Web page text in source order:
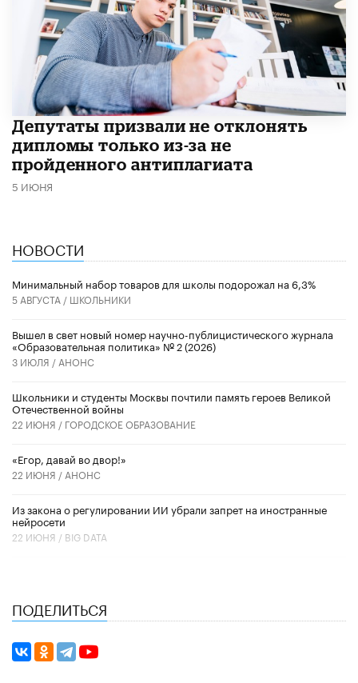
Депутаты призвали не отклонять
дипломы только из-за не
пройденного антиплагиата
5 ИЮНЯ
НОВОСТИ
Минимальный набор товаров для школы подорожал на 6,3%
5 АВГУСТА / ШКОЛЬНИКИ
Вышел в свет новый номер научно-публицистического журнала
«Образовательная политика» № 2 (2026)
3 ИЮЛЯ / АНОНС
Школьники и студенты Москвы почтили память героев Великой
Отечественной войны
22 ИЮНЯ / ГОРОДСКОЕ ОБРАЗОВАНИЕ
«Егор, давай во двор!»
22 ИЮНЯ / АНОНС
Из закона о регулировании ИИ убрали запрет на иностранные
нейросети
22 ИЮНЯ / BIG DATA
ПОДЕЛИТЬСЯ